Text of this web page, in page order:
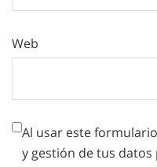
Web
Al usar este
y gestión de tus